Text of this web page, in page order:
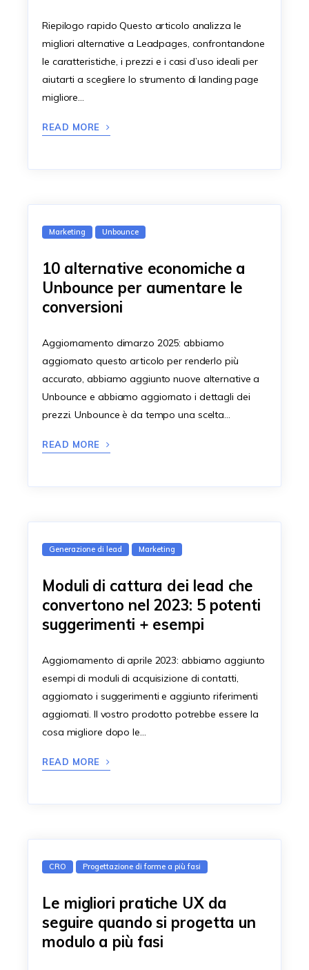
Riepilogo rapido Questo articolo analizza le
migliori alternative a Leadpages, confrontandone
le caratteristiche, i prezzi e i casi d’uso ideali per
aiutarti a scegliere lo strumento di landing page
migliore…
READ MORE
Marketing Unbounce
10 alternative economiche a
Unbounce per aumentare le
conversioni
Aggiornamento dimarzo 2025: abbiamo
aggiornato questo articolo per renderlo più
accurato, abbiamo aggiunto nuove alternative a
Unbounce e abbiamo aggiornato i dettagli dei
prezzi. Unbounce è da tempo una scelta…
READ MORE
Generazione di lead Marketing
Moduli di cattura dei lead che
convertono nel 2023: 5 potenti
suggerimenti + esempi
Aggiornamento di aprile 2023: abbiamo aggiunto
esempi di moduli di acquisizione di contatti,
aggiornato i suggerimenti e aggiunto riferimenti
aggiornati. Il vostro prodotto potrebbe essere la
cosa migliore dopo le…
READ MORE
CRO Progettazione di forme a più fasi
Le migliori pratiche UX da
seguire quando si progetta un
modulo a più fasi